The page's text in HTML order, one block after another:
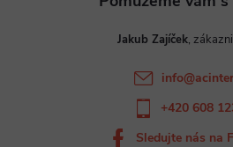
Jakub Zajíček
info@
+420 608
Sledujte nás na